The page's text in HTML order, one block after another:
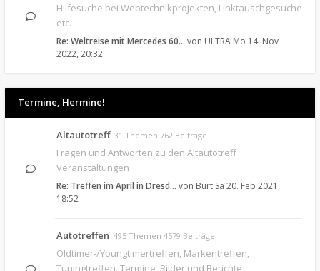
Hilfesuche bei Webtechnikprojekten, Linktauschgesuche
etc.
Re: Weltreise mit Mercedes 60… von ULTRA Mo 14. Nov
2022, 20:32
Termine, Hermine!
Altautotreff 31 Themen 762 Beiträge
Fragen und Antworten zu den Altautotreff
Veranstaltungen
Re: Treffen im April in Dresd… von Burt Sa 20. Feb 2021,
18:52
Autotreffen 495 Themen 4579 Beiträge
Oldtimer-/Youngtimertreffen, Markentreffen,
Tuningtreffen. Termine, Bilder und Berichte